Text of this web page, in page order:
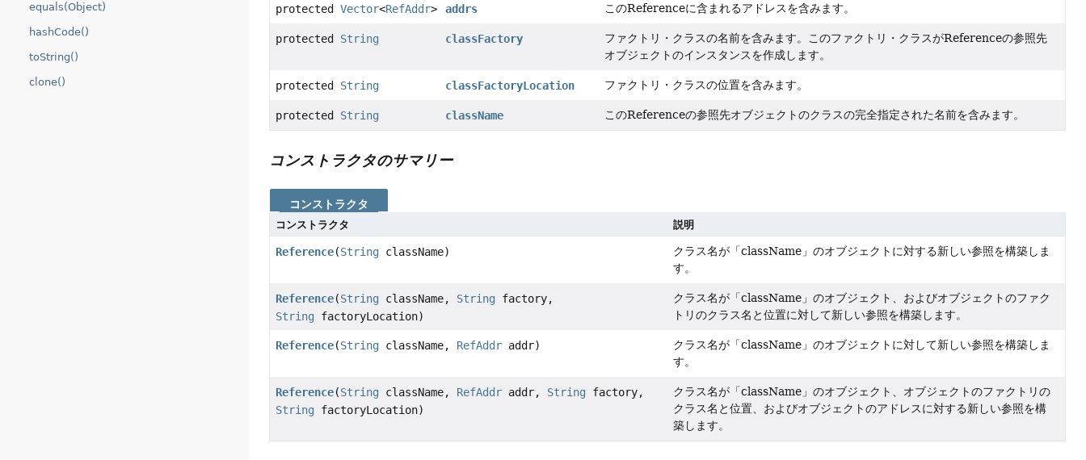
equals(Object)
hashCode()
toString()
clone()
protectedVector<RefAddr> addrs このReferenceに含まれるアドレスを含みます。
protected String classFactory
ファクトリ・クラスの名前を含みます。このファクトリ・クラスがReferenceの参照先
オブジェクトのインスタンスを作成します。
protected String classFactoryLocation ファクトリ・クラスの位置を含みます。
protected String className このReferenceの参照先オブジェクトのクラスの完全指定された名前を含みます。
コンストラクタのサマリー
コンストラクタ
コンストラクタ 説明
Reference(String className)
クラス名が「className」のオブジェクトに対する新しい参照を構築しま
す。
Reference(String className, String factory,
String factoryLocation)
クラス名が「className」のオブジェクト、およびオブジェクトのファク
トリのクラス名と位置に対して新しい参照を構築します。
Reference(String className, RefAddr addr)
クラス名が「className」のオブジェクトに対して新しい参照を構築しま
す。
Reference(String className, RefAddr addr, String factory,
String factoryLocation)
クラス名が「className」のオブジェクト、オブジェクトのファクトリの
クラス名と位置、およびオブジェクトのアドレスに対する新しい参照を構
築します。